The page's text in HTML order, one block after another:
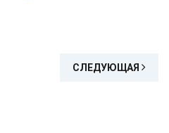
СЛЕДУЮЩАЯ